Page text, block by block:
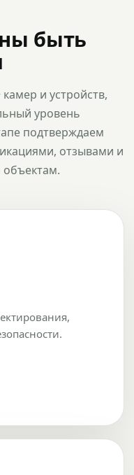
быть
камер и устройств,
уровень
подтверждаем
отзывами и